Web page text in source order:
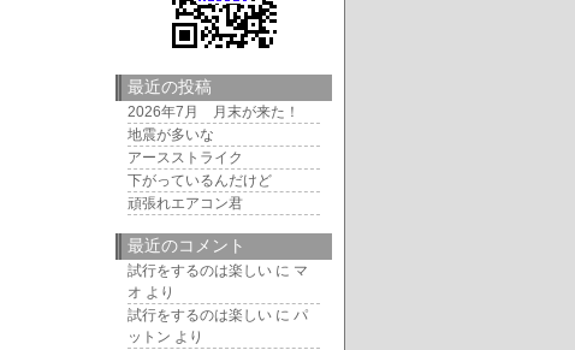
最近の投稿
2026年7月 月末が来た！
地震が多いな
アースストライク
下がっているんだけど
頑張れエアコン君
最近のコメント
試行をするのは楽しい に マ
オ より
試行をするのは楽しい に パ
ットン より